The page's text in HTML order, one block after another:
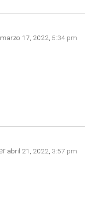
marzo 17, 2022, 5:34 pm
abril 21, 2022, 3:57 pm